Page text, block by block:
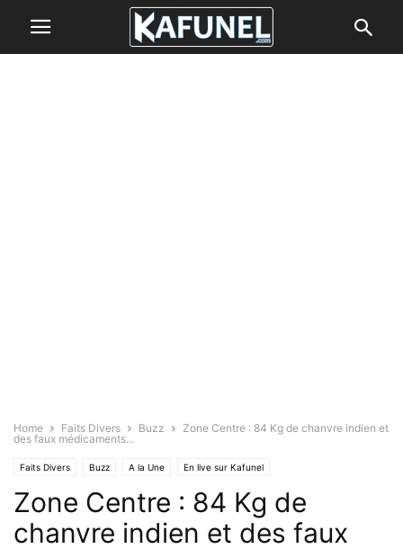
Home Faits Divers Buzz
Zone Centre : 84 Kg de chanvre indien et
des faux médicaments...
Faits Divers Buzz A la Une En live sur Kafunel
Zone Centre : 84 Kg de
chanvre indien et des faux